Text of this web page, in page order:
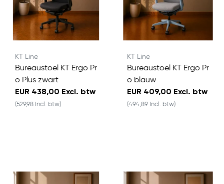
KT Line
Bureaustoel KT Ergo Pr
o Plus zwart
EUR 438,00 Excl. btw
(529,98 Incl. btw)
KT Line
Bureaustoel KT Ergo Pr
o blauw
EUR 409,00 Excl. btw
(494,89 Incl. btw)